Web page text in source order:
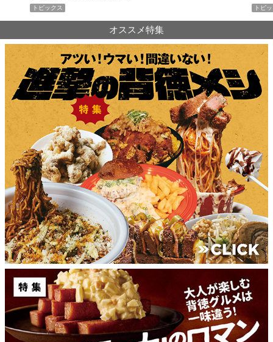
トピックス PR
オススメ特集